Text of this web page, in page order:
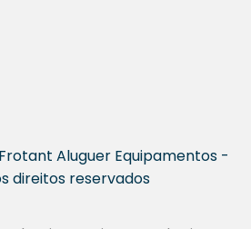
Aluguer Equipamentos -
direitos reservados